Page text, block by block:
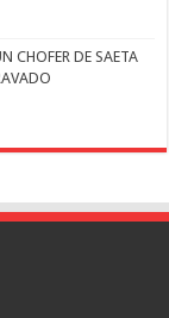
CHOFER DE SAETA